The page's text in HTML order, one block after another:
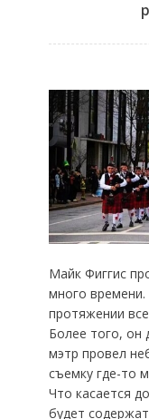
Майк Фиггис
много
протяжении
Более того, он
мэтр провел
съемку где-то
Что касается
будет